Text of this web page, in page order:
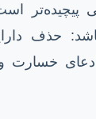
پیچیده‌تر
حذف
خسارت